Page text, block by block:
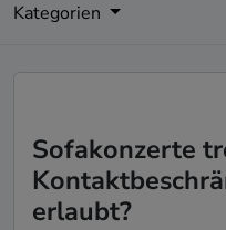
Kategorien
Sofakonzerte
erlaubt?